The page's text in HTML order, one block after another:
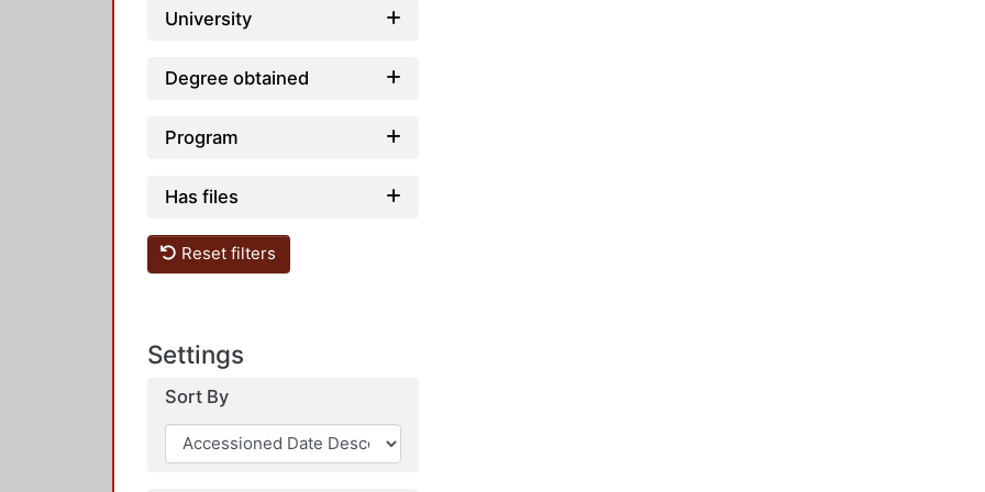
University
Degree obtained
Program
Has files
Reset filters
Settings
Sort By